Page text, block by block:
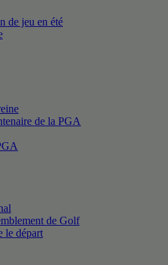
de jeu en été
de la PGA
de Golf
le départ